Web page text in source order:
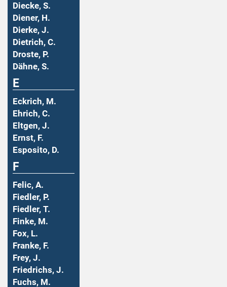
Diecke, S.
Diener, H.
Dierke, J.
Dietrich, C.
Droste, P.
Dähne, S.
E
Eckrich, M.
Ehrich, C.
Eltgen, J.
Ernst, F.
Esposito, D.
F
Felic, A.
Fiedler, P.
Fiedler, T.
Finke, M.
Fox, L.
Franke, F.
Frey, J.
Friedrichs, J.
Fuchs, M.